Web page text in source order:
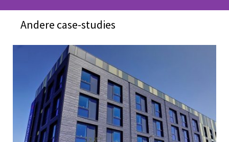
Andere case-studies